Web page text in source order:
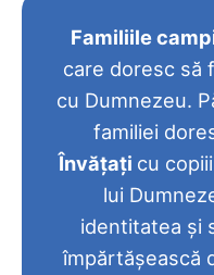
Familiile
care doresc să
cu Dumnezeu.
familiei
Învățați cu
lui
identitatea și
împărtășească